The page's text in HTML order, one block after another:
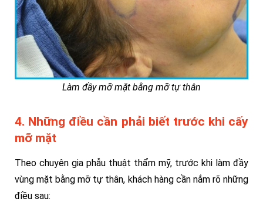
Làm đầy mỡ mặt bằng mỡ tự thân
4. Những điều cần phải biết trước khi cấy
mỡ mặt
Theo chuyên gia phẫu thuật thẩm mỹ, trước khi làm đầy
vùng mặt bằng mỡ tự thân, khách hàng cần nắm rõ những
điều sau: